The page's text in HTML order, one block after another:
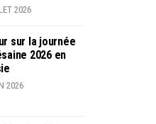
2026
sur la journée
2026 en
2026